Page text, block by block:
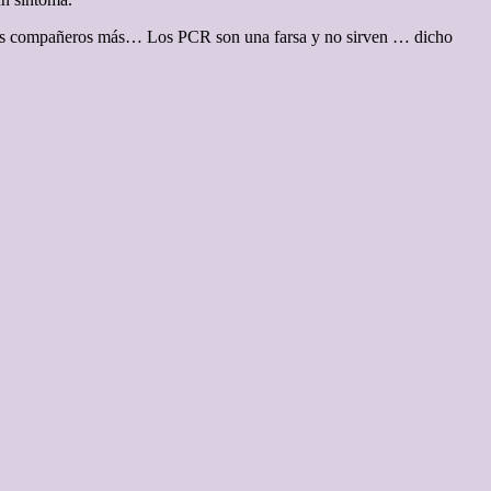
compañeros más… Los PCR son una farsa y no sirven … dicho